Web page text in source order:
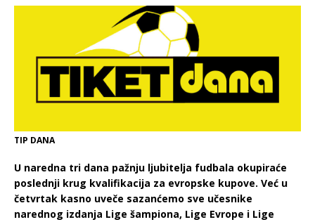
TIP DANA
U naredna tri dana pažnju ljubitelja fudbala okupiraće
poslednji krug kvalifikacija za evropske kupove. Već u
četvrtak kasno uveče sazanćemo sve učesnike
narednog izdanja Lige šampiona, Lige Evrope i Lige